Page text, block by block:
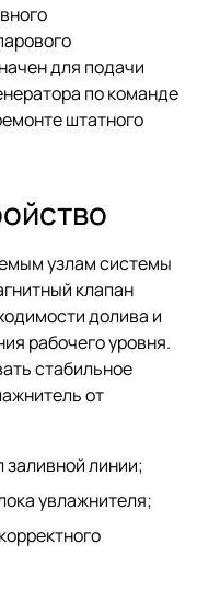
для подачи
по команде
штатного
узлам системы
клапан
долива и
рабочего уровня.
стабильное
от
заливной линии;
увлажнителя;